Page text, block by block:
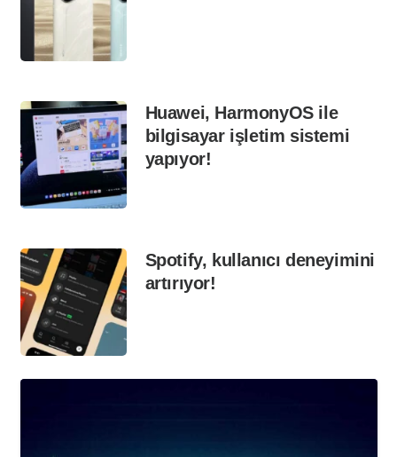
Huawei, HarmonyOS ile
bilgisayar işletim sistemi
yapıyor!
Spotify, kullanıcı deneyimini
artırıyor!